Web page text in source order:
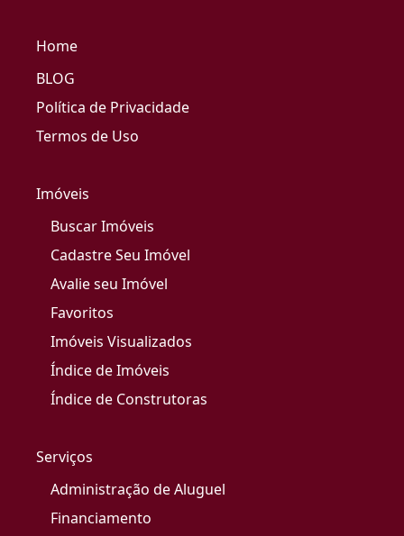
Home
BLOG
Política de Privacidade
Termos de Uso
Imóveis
Buscar Imóveis
Cadastre Seu Imóvel
Avalie seu Imóvel
Favoritos
Imóveis Visualizados
Índice de Imóveis
Índice de Construtoras
Serviços
Administração de Aluguel
Financiamento